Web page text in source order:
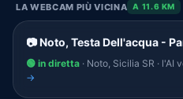
LA WEBCAM PIÙ VICINA A 11.6 KM
📷 Noto, Testa Dell'acqua -
🟢 in diretta · Noto, Sicilia SR · l'AI
→